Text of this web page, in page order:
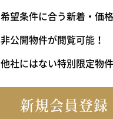
希望条件に合う新着・価
非公開物件が閲覧可能！
他社にはない特別限定物
新規会員登録